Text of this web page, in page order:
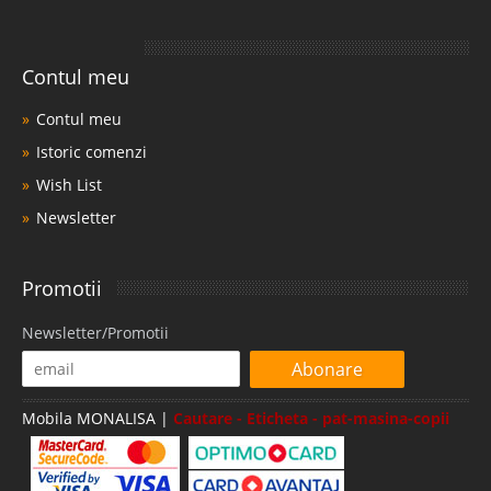
Pat in forma de masina formula 1 | Nitro GT - Roz DISPONIBILE MODELE
camerelor de fete si poate aduce incredere, perseverenta si siguranta in
Adauga la Favorite
Contul meu
Contul meu
Istoric comenzi
Wish List
Newsletter
Promotii
Newsletter/Promotii
Abonare
Mobila MONALISA | Cautare - Eticheta - pat-masina-copii